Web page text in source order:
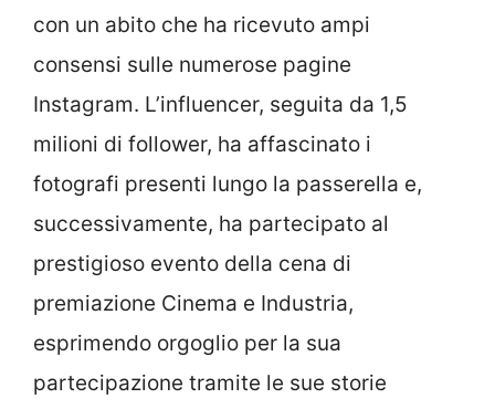
con un abito che ha ricevuto ampi
consensi sulle numerose pagine
Instagram. L’influencer, seguita da 1,5
milioni di follower, ha affascinato i
fotografi presenti lungo la passerella e,
successivamente, ha partecipato al
prestigioso evento della cena di
premiazione Cinema e Industria,
esprimendo orgoglio per la sua
partecipazione tramite le sue storie